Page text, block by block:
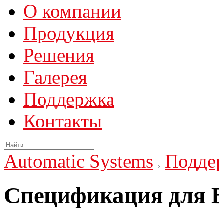
О компании
Продукция
Решения
Галерея
Поддержка
Контакты
Automatic Systems
Спецификация для